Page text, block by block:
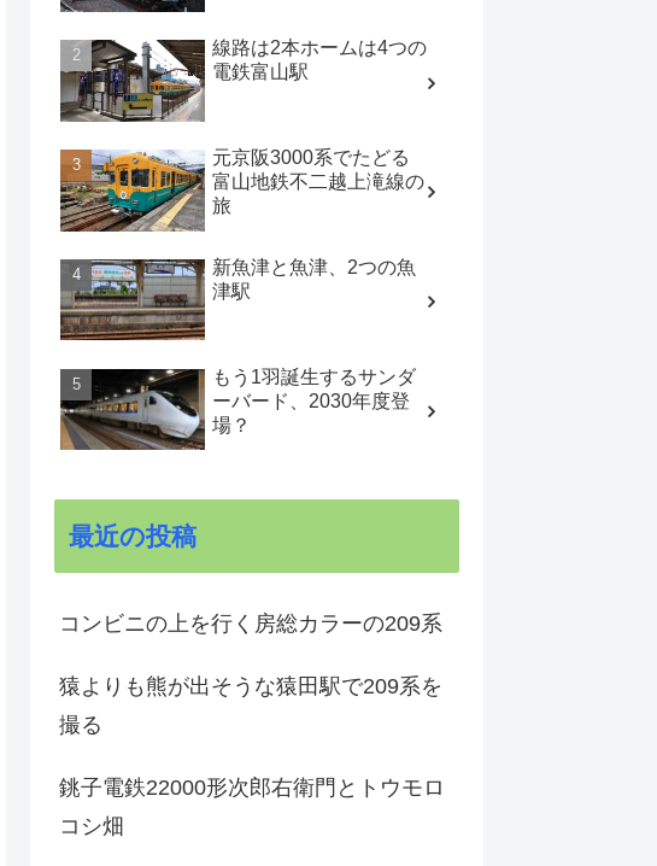
線路は2本ホームは4つの
電鉄富山駅
元京阪3000系でたどる
富山地鉄不二越上滝線の
旅
新魚津と魚津、2つの魚
津駅
もう1羽誕生するサンダ
ーバード、2030年度登
場？
最近の投稿
コンビニの上を行く房総カラーの209系
猿よりも熊が出そうな猿田駅で209系を
撮る
銚子電鉄22000形次郎右衛門とトウモロ
コシ畑